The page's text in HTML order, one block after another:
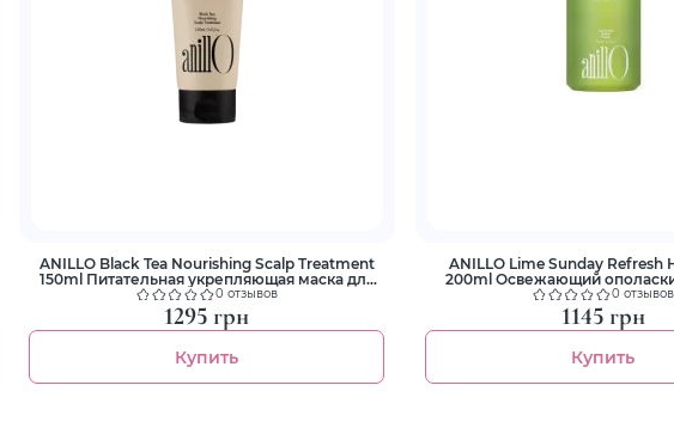
ANILLO Black Tea Nourishing Scalp Treatment
150ml Питательная укрепляющая маска для
волос0 отзывов
1295 грн
Купить
ANILLO Lime Sunday Refresh
200ml Освежающий
волос0 отзывов
1145 грн
Купить